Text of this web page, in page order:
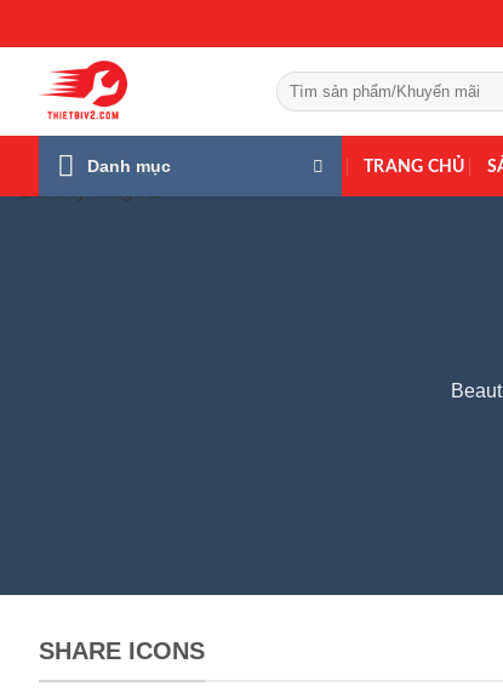
qua
Tìm
kiếm:
Danh mục TRANG CHỦ
SHARE ICONS